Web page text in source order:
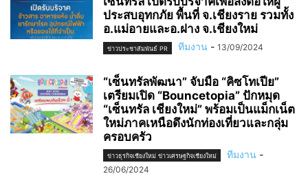
ประสบอุทกภัย พื้นที่ จ.เชียงราย รวมทั้ง
อ.แม่อายและอ.ฝาง จ.เชียงใหม่
ข่าวประชาสัมพันธ์ PR ทีมงาน - 13/09/2024
“เซ็นทรัลพัฒนา” จับมือ “คิซโทเปีย”
เตรียมเปิด “Bouncetopia” ปักหมุด
“เซ็นทรัล เชียงใหม่” พร้อมเป็นแม็กเน็ต
ใหม่ภาคเหนือดึงนักท่องเที่ยวและกลุ่ม
ครอบครัว
ข่าวธุรกิจเชียงใหม่ ข่าวเศรษฐกิจเชียงใหม่ ทีมงาน -
26/06/2024